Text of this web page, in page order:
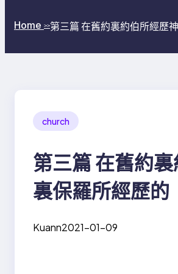
Home >>第三篇 在舊約裏約伯所經歷
church
第三篇 在舊約
裏保羅所經歷的
Kuann2021-01-09